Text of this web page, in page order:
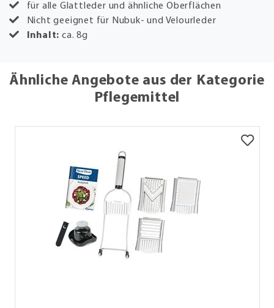
für alle Glattleder und ähnliche Oberflächen
Nicht geeignet für Nubuk- und Velourleder
Inhalt:ca. 8g
Ähnliche Angebote aus der Kategorie
Pflegemittel